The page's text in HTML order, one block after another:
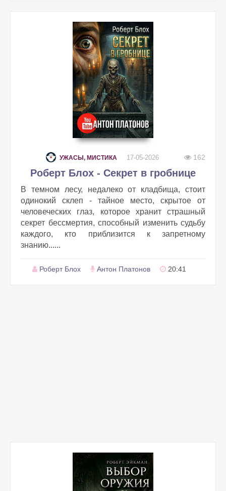
УЖАСЫ, МИСТИКА 17-05-2026 162
Роберт Блох - Секрет в гробнице
В темном лесу, недалеко от кладбища, стоит
одинокий склеп - тайное место, скрытое от
человеческих глаз, которое хранит страшный
секрет бессмертия, способный изменить судьбу
каждого, кто приблизится к запретному
знанию......
Роберт Блох Антон Платонов 20:41